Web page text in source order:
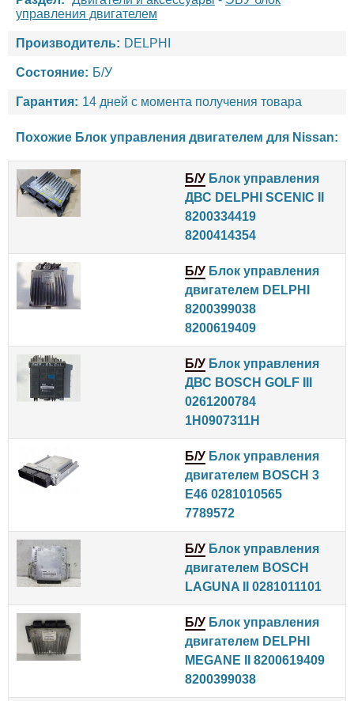
управления двигателем
Производитель: DELPHI
Состояние: Б/У
Гарантия: 14 дней с момента получения товара
Похожие Блок управления двигателем для Nissan:
Б/У Блок управления
ДВС DELPHI SCENIC II
8200334419
8200414354
Б/У Блок управления
двигателем DELPHI
8200399038
8200619409
Б/У Блок управления
ДВС BOSCH GOLF III
0261200784
1H0907311H
Б/У Блок управления
двигателем BOSCH 3
E46 0281010565
7789572
Б/У Блок управления
двигателем BOSCH
LAGUNA II 0281011101
Б/У Блок управления
двигателем DELPHI
MEGANE II 8200619409
8200399038